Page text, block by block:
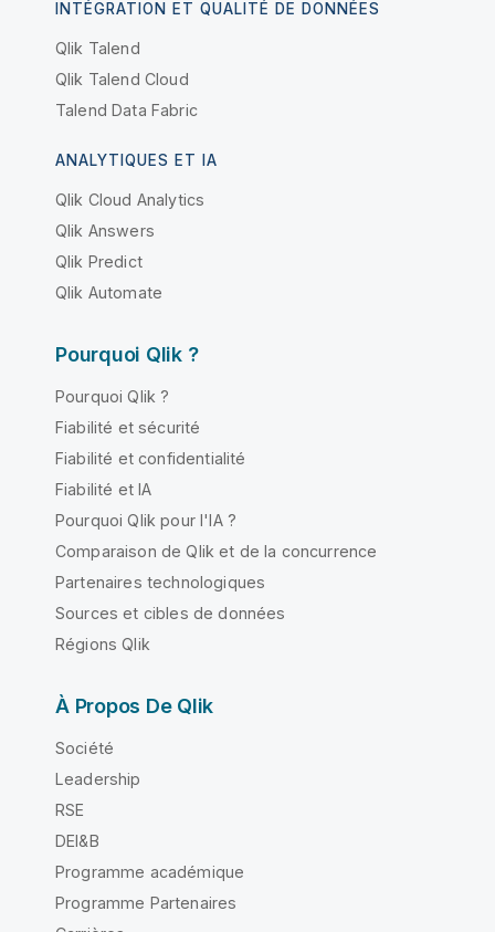
INTÉGRATION ET QUALITÉ DE DONNÉES
Qlik Talend
Qlik Talend Cloud
Talend Data Fabric
ANALYTIQUES ET IA
Qlik Cloud Analytics
Qlik Answers
Qlik Predict
Qlik Automate
Pourquoi Qlik ?
Pourquoi Qlik ?
Fiabilité et sécurité
Fiabilité et confidentialité
Fiabilité et IA
Pourquoi Qlik pour l'IA ?
Comparaison de Qlik et de la concurrence
Partenaires technologiques
Sources et cibles de données
Régions Qlik
À Propos De Qlik
Société
Leadership
RSE
DEI&B
Programme académique
Programme Partenaires